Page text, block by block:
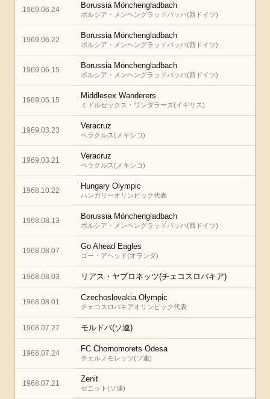
1969.06.24 Borussia Mönchengladbach
ボルシア・メンヘングラッドバッハ(西ドイツ)
1969.06.22 Borussia Mönchengladbach
ボルシア・メンヘングラッドバッハ(西ドイツ)
1969.06.15 Borussia Mönchengladbach
ボルシア・メンヘングラッドバッハ(西ドイツ)
1969.05.15 Middlesex Wanderers
ミドルセックス・ワンダラーズ(イギリス)
1969.03.23 Veracruz
ベラクルス(メキシコ)
1969.03.21 Veracruz
ベラクルス(メキシコ)
1968.10.22 Hungary Olympic
ハンガリーオリンピック代表
1968.08.13 Borussia Mönchengladbach
ボルシア・メンヘングラッドバッハ(西ドイツ)
1968.08.07 Go Ahead Eagles
ゴー・アヘッド(オランダ)
1968.08.03 リアス・ヤブロネッツ(チェコスロバキア)
1968.08.01 Czechoslovakia Olympic
チェコスロバキアオリンピック代表
1968.07.27 モルドバ(ソ連)
1968.07.24 FC Chornomorets Odesa
チェルノモレッツ(ソ連)
1968.07.21 Zenit
ゼニット(ソ連)